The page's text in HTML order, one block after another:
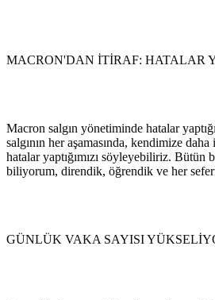
MACRON'DAN İTİRAF: HATALAR
Macron salgın yönetiminde hatalar
salgının her aşamasında, kendimize
hatalar yaptığımızı söyleyebiliriz.
biliyorum, direndik, öğrendik ve her
GÜNLÜK VAKA SAYISI